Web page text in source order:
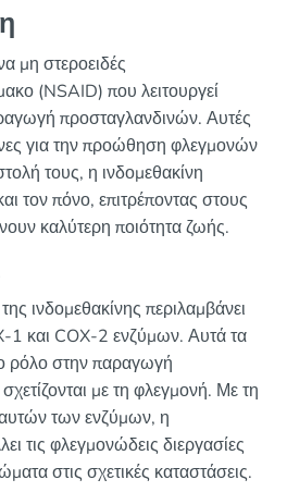
μη στεροειδές
(NSAID) που λειτουργεί
προσταγλανδινών. Αυτές
για την προώθηση φλεγμονών
τους, η ινδομεθακίνη
τον πόνο, επιτρέποντας στους
καλύτερη ποιότητα ζωής.
ινδομεθακίνης περιλαμβάνει
1 και COX-2 ενζύμων. Αυτά τα
ρόλο στην παραγωγή
με τη φλεγμονή. Με τη
των ενζύμων, η
τις φλεγμονώδεις διεργασίες
στις σχετικές καταστάσεις.